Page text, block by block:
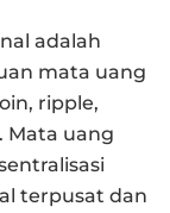
adalah
mata uang
ripple,
Mata uang
terpusat dan